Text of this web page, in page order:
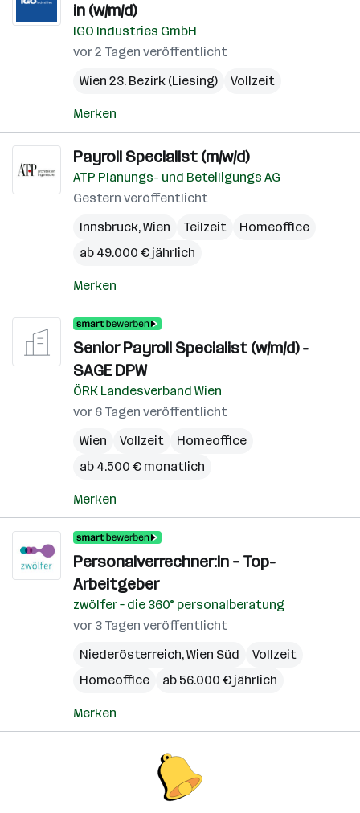
in (w/m/d)
IGO Industries GmbH
vor 2 Tagen veröffentlicht
Wien 23. Bezirk (Liesing)
Vollzeit
Merken
Payroll Specialist (m/w/d)
ATP Planungs- und Beteiligungs AG
Gestern veröffentlicht
Innsbruck,Wien Teilzeit
Homeoffice
ab 49.000 € jährlich
Merken
Senior Payroll Specialist (w/m/d) -
SAGE DPW
ÖRK Landesverband Wien
vor 6 Tagen veröffentlicht
Wien
Vollzeit
Homeoffice
ab 4.500 € monatlich
Merken
Personalverrechner:in – Top-
Arbeitgeber
zwölfer – die 360° personalberatung
vor 3 Tagen veröffentlicht
Niederösterreich,Wien Süd
Vollzeit
Homeoffice
ab 56.000 € jährlich
Merken